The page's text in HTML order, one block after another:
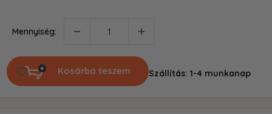
Mennyiség:
Kosárba teszem Szállítás: 1-4 munkanap